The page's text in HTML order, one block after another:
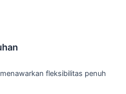
fleksibilitas penuh